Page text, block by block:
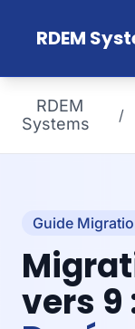
RDEM
RDEM
Systems
/
Guide
vers 9